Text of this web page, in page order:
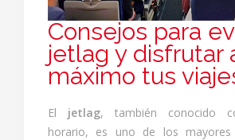
Consejos para
jetlag y disfrutar
máximo tus
El jetlag, también conocido
horario, es uno de los mayores